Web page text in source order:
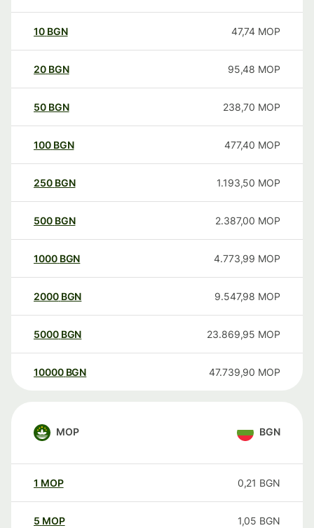
10 BGN 47,74 MOP
20 BGN 95,48 MOP
50 BGN 238,70 MOP
100 BGN 477,40 MOP
250 BGN 1.193,50 MOP
500 BGN 2.387,00 MOP
1000 BGN 4.773,99 MOP
2000 BGN 9.547,98 MOP
5000 BGN 23.869,95 MOP
10000 BGN 47.739,90 MOP
MOP BGN
1 MOP 0,21 BGN
5 MOP 1,05 BGN